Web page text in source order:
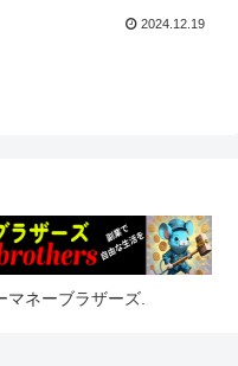
2024.12.19
ネーブラザーズ.